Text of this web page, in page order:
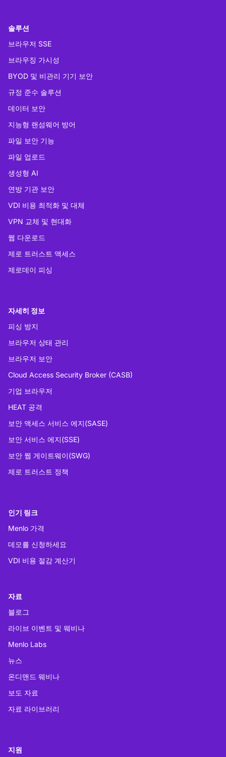
솔루션
브라우저 SSE
브라우징 가시성
BYOD 및 비관리 기기 보안
규정 준수 솔루션
데이터 보안
지능형 랜섬웨어 방어
파일 보안 기능
파일 업로드
생성형 AI
연방 기관 보안
VDI 비용 최적화 및 대체
VPN 교체 및 현대화
웹 다운로드
제로 트러스트 액세스
제로데이 피싱
자세히 정보
피싱 방지
브라우저 상태 관리
브라우저 보안
Cloud Access Security Broker (CASB)
기업 브라우저
HEAT 공격
보안 액세스 서비스 에지(SASE)
보안 서비스 에지(SSE)
보안 웹 게이트웨이(SWG)
제로 트러스트 정책
인기 링크
Menlo 가격
데모를 신청하세요
VDI 비용 절감 계산기
자료
블로그
라이브 이벤트 및 웨비나
Menlo Labs
뉴스
온디맨드 웨비나
보도 자료
자료 라이브러리
지원